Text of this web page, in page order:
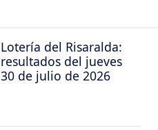
Lotería del Risaralda:
resultados del jueves
30 de julio de 2026